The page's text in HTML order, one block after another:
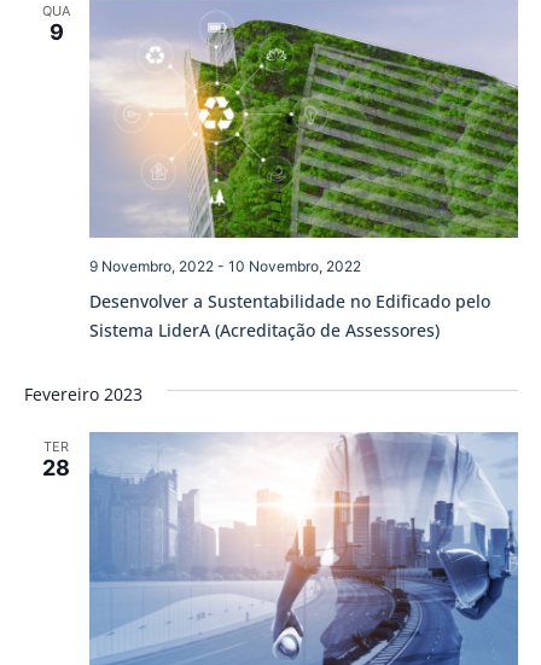
QUA
9
Desenvolver a Sustentabilidade no Edificado pelo
Sistema LiderA (Acreditação de Assessores)
9 Novembro, 2022- 10 Novembro, 2022
Fevereiro 2023
TER
28